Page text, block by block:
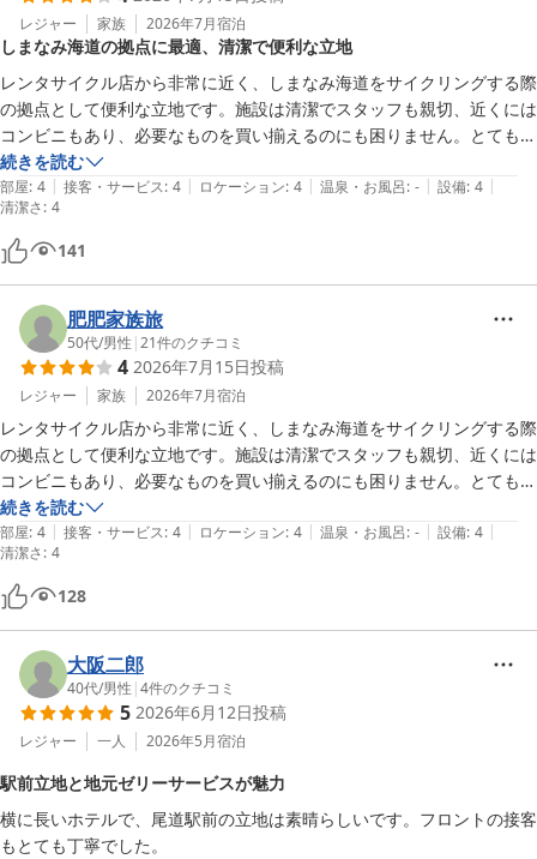
またお越しいただけます日を、スタッフ一同心よりお待ち申し上げ
グリーンヒルホテル尾道
2026-05-25
レジャー 家族 2026年7月宿泊
しまなみ海道の拠点に最適、清潔で便利な立地
レンタサイクル店から非常に近く、しまなみ海道をサイクリングする際
の拠点として便利な立地です。施設は清潔でスタッフも親切、近くには
コンビニもあり、必要なものを買い揃えるのにも困りません。とてもお
すすめです。
続きを読む
部屋: 4 | 接客・サービス: 4 | ロケーション: 4 | 温泉・お風呂: - | 設備: 4 |
清潔さ: 4
141
肥肥家族旅
50代/男性 |21件のクチコミ
4 2026年7月15日投稿
レジャー 家族 2026年7月宿泊
レンタサイクル店から非常に近く、しまなみ海道をサイクリングする際
の拠点として便利な立地です。施設は清潔でスタッフも親切、近くには
コンビニもあり、必要なものを買い揃えるのにも困りません。とてもお
すすめです。
続きを読む
部屋: 4 | 接客・サービス: 4 | ロケーション: 4 | 温泉・お風呂: - | 設備: 4 |
清潔さ: 4
128
大阪二郎
40代/男性 |4件のクチコミ
5 2026年6月12日投稿
レジャー 一人 2026年5月宿泊
駅前立地と地元ゼリーサービスが魅力
横に長いホテルで、尾道駅前の立地は素晴らしいです。フロントの接客
もとても丁寧でした。